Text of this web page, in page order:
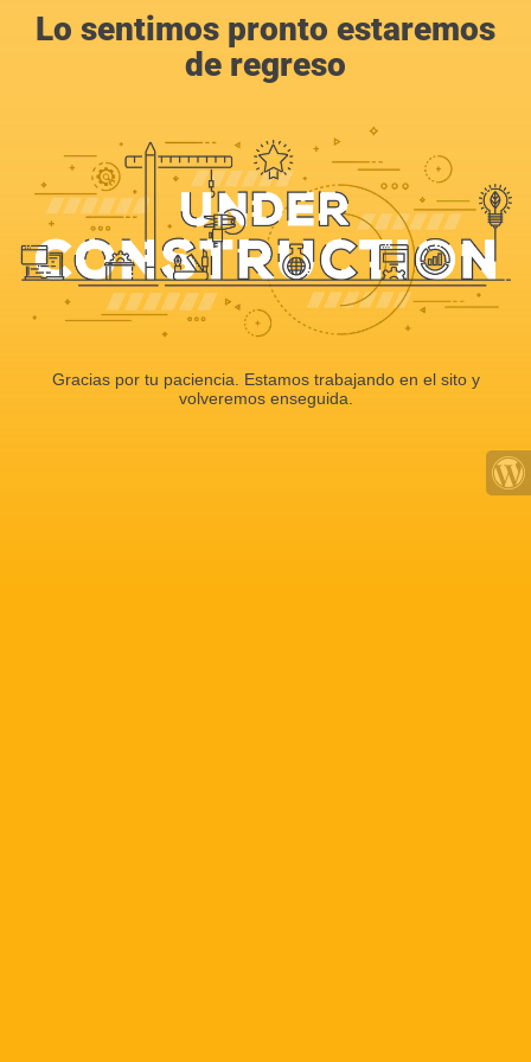
Lo sentimos pronto estaremos
de regreso
Gracias por tu paciencia. Estamos trabajando en el sito y
volveremos enseguida.